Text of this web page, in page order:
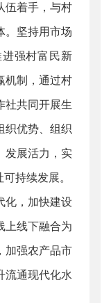
伍着手，与村
。坚持用市场
强村富民新
机制，通过村
社共同开展生
织优势、组织
发展活力，实
持续发展。
化，加快建设
上线下融合为
加强农产品市
流通现代化水